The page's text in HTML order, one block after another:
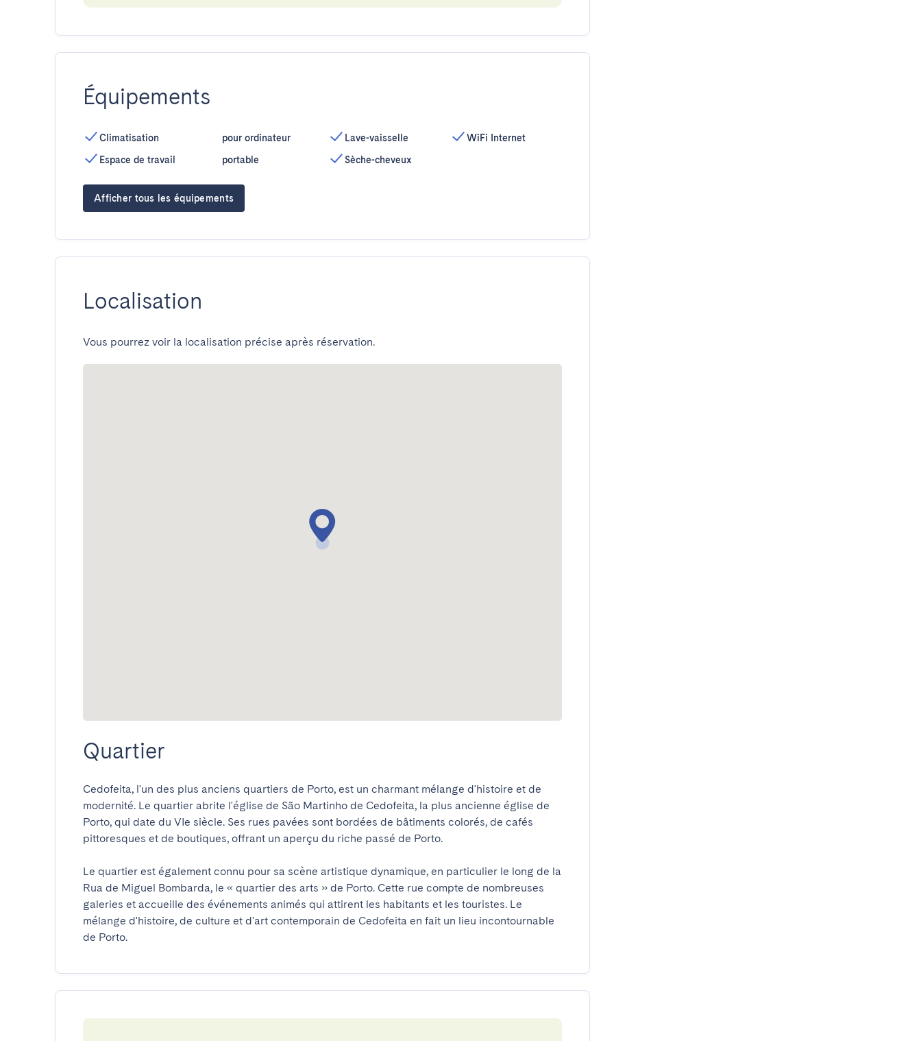
Équipements
Climatisation
Espace de travail
pour ordinateur
portable
Lave-vaisselle
Sèche-cheveux
WiFi Internet
Afficher tous les équipements
Localisation
Vous pourrez voir la localisation précise après réservation.
Quartier
Cedofeita, l'un des plus anciens quartiers de Porto, est un charmant mélange d'histoire et de
modernité. Le quartier abrite l'église de São Martinho de Cedofeita, la plus ancienne église de
Porto, qui date du VIe siècle. Ses rues pavées sont bordées de bâtiments colorés, de cafés
pittoresques et de boutiques, offrant un aperçu du riche passé de Porto.
Le quartier est également connu pour sa scène artistique dynamique, en particulier le long de la
Rua de Miguel Bombarda, le « quartier des arts » de Porto. Cette rue compte de nombreuses
galeries et accueille des événements animés qui attirent les habitants et les touristes. Le
mélange d'histoire, de culture et d'art contemporain de Cedofeita en fait un lieu incontournable
de Porto.